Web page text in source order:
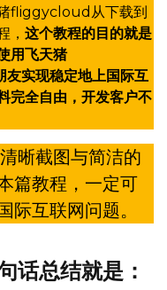
fliggycloud从下载到
， 这个教程的目的就是
用飞天猪
实现稳定地上国际互
完全自由，开发客户不
晰截图与简洁的
篇教程，一定可
际互联网问题。
话总结就是：